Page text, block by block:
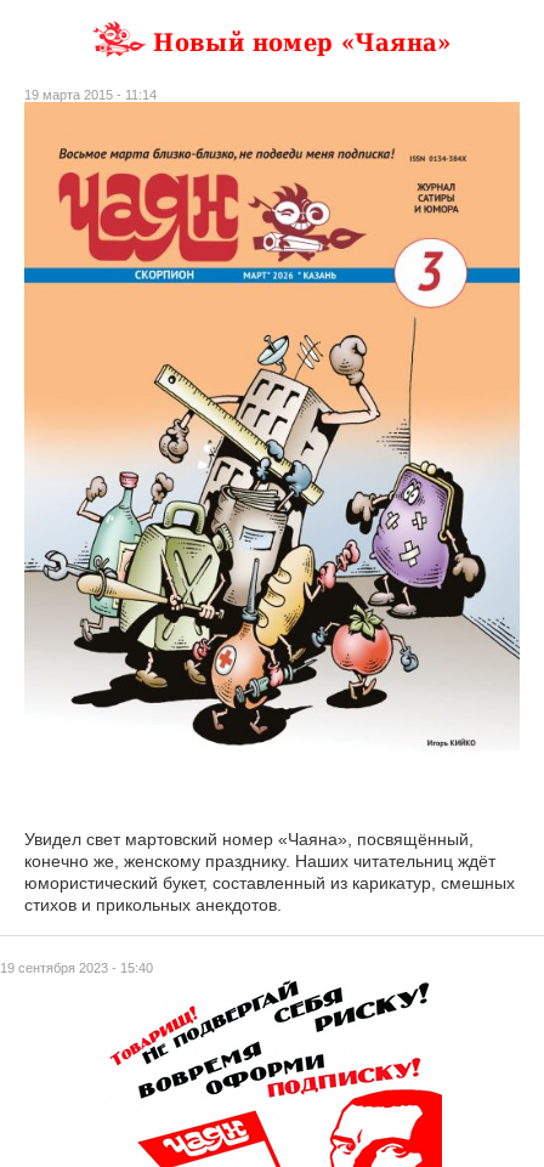
19 сентября 2023 - 15:40
Новый номер «Чаяна»
19 марта 2015 - 11:14
Увидел свет мартовский номер «Чаяна», посвящённый,
конечно же, женскому празднику. Наших читательниц ждёт
юмористический букет, составленный из карикатур, смешных
стихов и прикольных анекдотов.